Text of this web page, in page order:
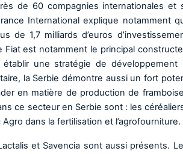
de 60 compagnies internationales
International explique notamment
de 1,7 milliards d’euros
Fiat est notamment le principal
une stratégie de
la Serbie démontre aussi un fort
en matière de production de
ce secteur en Serbie sont : les
dans la fertilisation et l’agrofourniture.
et Savencia sont aussi présents.